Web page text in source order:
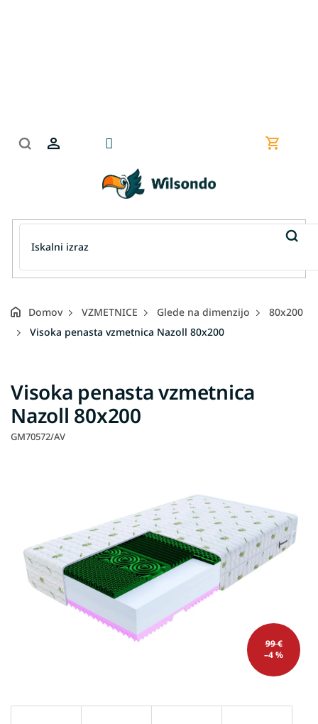
Domov VZMETNICE Glede na dimenzijo
80x200
Visoka penasta vzmetnica Nazoll 80x200
Visoka penasta vzmetnica
Nazoll 80x200
GM70572/AV
99 €
–4 %